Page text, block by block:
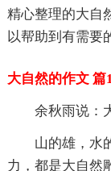
精心整理的大自
以帮助到有需要
大自然的作文 篇1
余秋雨说：
山的雄，水
力，都是大自然